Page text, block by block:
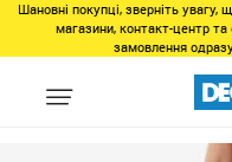
Шановні покупці, зверніть увагу,
магазини, контакт-центр
замовлення
Регіон Женщинам